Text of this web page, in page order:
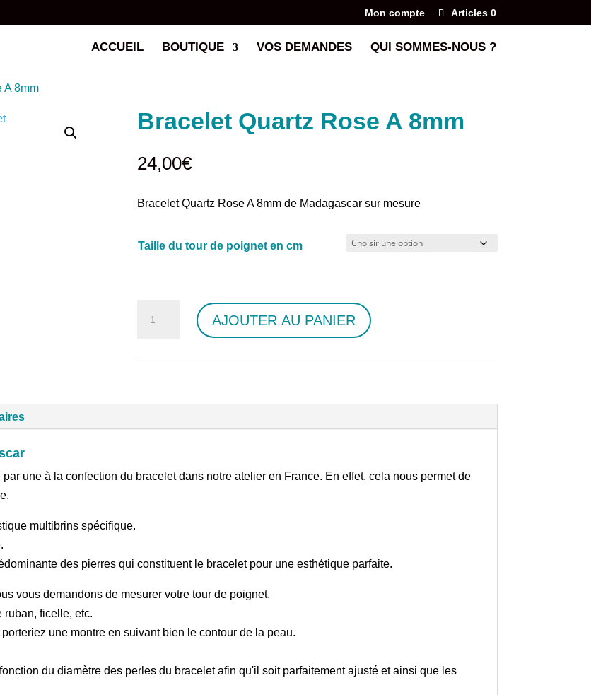
Mon compte Articles 0
ACCUEIL BOUTIQUE VOS DEMANDES QUI SOMMES-NOUS ?
A 8mm
Bracelet Quartz Rose A 8mm
24,00€
Bracelet Quartz Rose A 8mm de Madagascar sur mesure
Taille du tour de poignet en cm
A
AJOUTER AU PANIER
une à la confection du bracelet dans notre atelier en France. En effet, cela nous permet de
multibrins spécifique.
des pierres qui constituent le bracelet pour une esthétique parfaite.
vous demandons de mesurer votre tour de poignet.
ruban, ficelle, etc.
une montre en suivant bien le contour de la peau.
du diamètre des perles du bracelet afin qu'il soit parfaitement ajusté et ainsi que les